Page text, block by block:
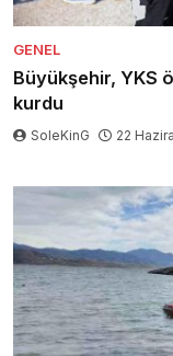
GENEL
Büyükşehir, YKS
kurdu
SoleKinG 22